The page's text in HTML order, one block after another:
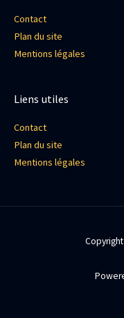
Contact
Plan du site
Mentions légales
Liens utiles
Contact
Plan du site
Mentions légales